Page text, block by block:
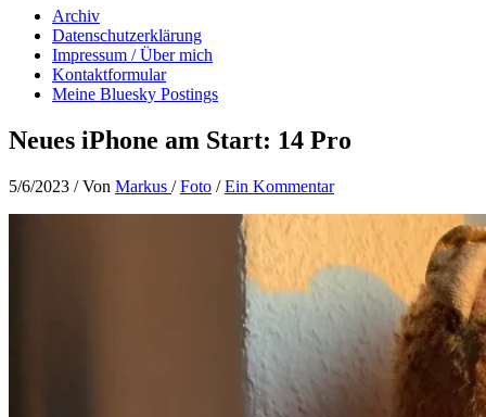
Archiv
Datenschutzerklärung
Impressum / Über mich
Kontaktformular
Meine Bluesky Postings
Neues iPhone am Start: 14 Pro
5/6/2023 / Von Markus /Foto /Ein Kommentar